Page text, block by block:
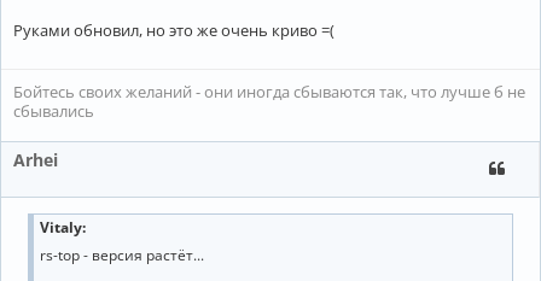
Руками обновил, но это же очень криво =(
Бойтесь своих желаний - они иногда сбываются так, что лучше б не
сбывались
Arhei
Vitaly:
rs-top - версия растёт...